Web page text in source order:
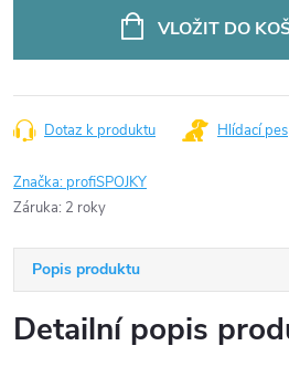
VLOŽIT DO
Dotaz k produktu Hlídací pes
Značka: profiSPOJKY
Záruka: 2 roky
Popis produktu
Detailní popis